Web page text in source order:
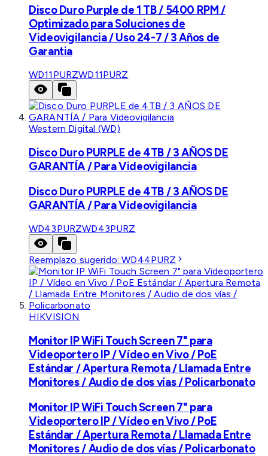
Disco Duro Purple de 1 TB / 5400 RPM /
Optimizado para Soluciones de
Videovigilancia / Uso 24-7 / 3 Años de
Garantia
WD11PURZWD11PURZ
Western Digital (WD)
Disco Duro PURPLE de 4TB / 3 AÑOS DE
GARANTÍA / Para Videovigilancia
Disco Duro PURPLE de 4TB / 3 AÑOS DE
GARANTÍA / Para Videovigilancia
WD43PURZWD43PURZ
Reemplazo sugerido:WD44PURZ
HIKVISION
Monitor IP WiFi Touch Screen 7" para
Videoportero IP / Vídeo en Vivo / PoE
Estándar / Apertura Remota / Llamada Entre
Monitores / Audio de dos vías / Policarbonato
Monitor IP WiFi Touch Screen 7" para
Videoportero IP / Vídeo en Vivo / PoE
Estándar / Apertura Remota / Llamada Entre
Monitores / Audio de dos vías / Policarbonato